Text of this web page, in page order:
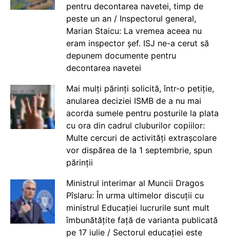
pentru decontarea navetei, timp de
peste un an / Inspectorul general,
Marian Staicu: La vremea aceea nu
eram inspector șef. ISJ ne-a cerut să
depunem documente pentru
decontarea navetei
Mai mulți părinți solicită, într-o petiție,
anularea deciziei ISMB de a nu mai
acorda sumele pentru posturile la plata
cu ora din cadrul cluburilor copiilor:
Multe cercuri de activități extrașcolare
vor dispărea de la 1 septembrie, spun
părinții
Ministrul interimar al Muncii Dragos
Pîslaru: În urma ultimelor discuții cu
ministrul Educației lucrurile sunt mult
îmbunătățite față de varianta publicată
pe 17 iulie / Sectorul educației este